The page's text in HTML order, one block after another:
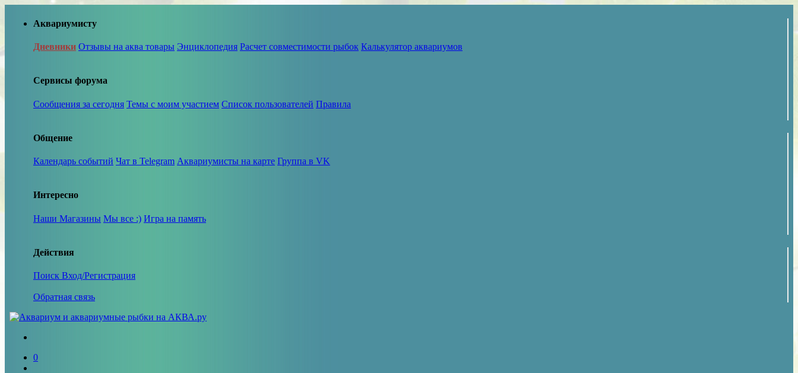
Аквариумисту
Дневники Отзывы на аква товары Энциклопедия Расчет совместимости рыбок Калькулятор аквариумов
Сервисы форума
Сообщения за сегодня Темы с моим участием Список пользователей Правила
Общение
Календарь событий Чат в Telegram Аквариумисты на карте Группа в VK
Интересно
Наши Магазины Мы все :) Игра на память
Действия
Поиск Вход/Регистрация
Обратная связь
0